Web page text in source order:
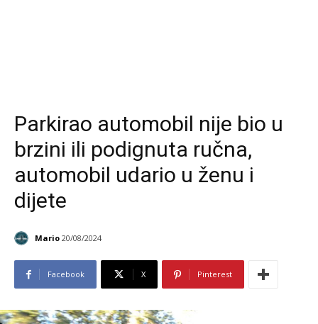
Parkirao automobil nije bio u
brzini ili podignuta ručna,
automobil udario u ženu i
dijete
Mario 20/08/2024
Facebook X Pinterest